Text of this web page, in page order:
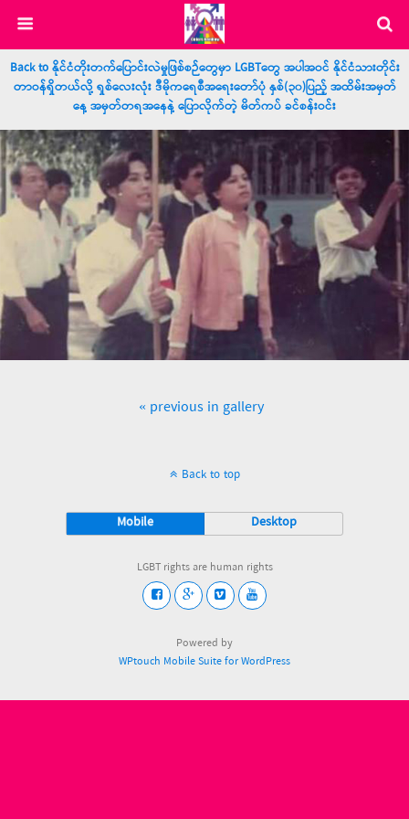
Back to နိုင်ငံတိုးတက်ပြောင်းလဲမှုဖြစ်စဉ်တွေမှာ LGBTတွေ အပါအဝင် နိုင်ငံသားတိုင်း
တာဝန်ရှိတယ်လို့ ရှစ်လေးလုံး ဒီမိုကရေစီအရေးတော်ပုံ နှစ်(၃၀)ပြည့် အထိမ်းအမှတ်
နေ့ အမှတ်တရအနေနဲ့ ပြောလိုက်တဲ့ မိတ်ကပ် ခင်စန်းဝင်း
« previous in gallery
Back to top
Mobile Desktop
LGBT rights are human rights
Powered by
WPtouch Mobile Suite for WordPress